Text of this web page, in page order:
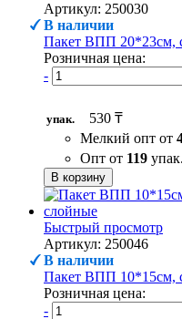
Артикул: 250030
В наличии
Пакет ВПП 20*23см,
Розничная цена:
-
упак.
530 ₸
Мелкий опт от
Опт от 119
В корзину
Быстрый просмотр
Артикул: 250046
В наличии
Пакет ВПП 10*15см,
Розничная цена:
-